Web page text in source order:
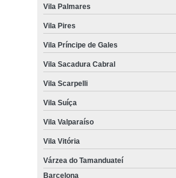
Vila Palmares
Vila Pires
Vila Príncipe de Gales
Vila Sacadura Cabral
Vila Scarpelli
Vila Suíça
Vila Valparaíso
Vila Vitória
Várzea do Tamanduateí
Barcelona